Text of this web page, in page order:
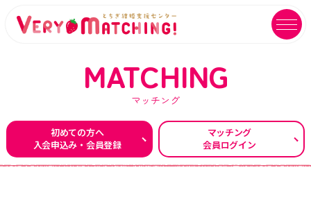
マッチング会員ログイン イベントユーザーログイン
MATCHING
マッチング
EVENT
イベント
MATCHING
マッチング
初めての方へ
入会申込み・会員登録
マッチング
会員ログイン